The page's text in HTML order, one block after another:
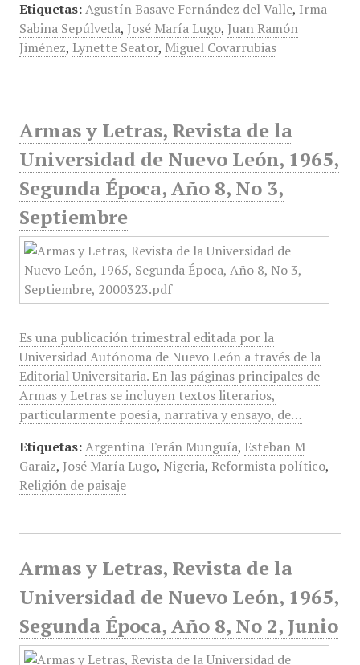
Etiquetas: Agustín Basave Fernández del Valle, Irma
Sabina Sepúlveda, José María Lugo, Juan Ramón
Jiménez, Lynette Seator, Miguel Covarrubias
Armas y Letras, Revista de la
Universidad de Nuevo León, 1965,
Segunda Época, Año 8, No 3,
Septiembre
Es una publicación trimestral editada por la
Universidad Autónoma de Nuevo León a través de la
Editorial Universitaria. En las páginas principales de
Armas y Letras se incluyen textos literarios,
particularmente poesía, narrativa y ensayo, de…
Etiquetas: Argentina Terán Munguía, Esteban M
Garaiz, José María Lugo, Nigeria, Reformista político,
Religión de paisaje
Armas y Letras, Revista de la
Universidad de Nuevo León, 1965,
Segunda Época, Año 8, No 2, Junio